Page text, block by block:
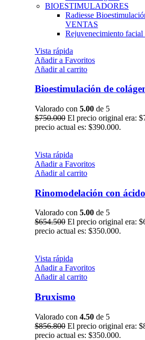
BIOESTIMULADORES
Radiesse
VENTAS
Rejuvenecimiento facial
Vista rápida
Añadir a Favoritos
Añadir al carrito
Bioestimulación de
Valorado con 5.00 de 5
$750.000 El precio original era:
precio actual es: $390.000.
Vista rápida
Añadir a Favoritos
Añadir al carrito
Rinomodelación con
Valorado con 5.00 de 5
$654.500 El precio original era:
precio actual es: $350.000.
Vista rápida
Añadir a Favoritos
Añadir al carrito
Bruxismo
Valorado con 4.50 de 5
$856.800 El precio original era:
precio actual es: $350.000.